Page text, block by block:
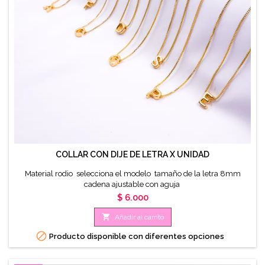
COLLAR CON DIJE DE LETRA X UNIDAD
Material rodio selecciona el modelo tamaño de la letra 8mm
cadena ajustable con aguja
Precio
$ 6.000
 Añadir al carrito
 Producto disponible con diferentes opciones